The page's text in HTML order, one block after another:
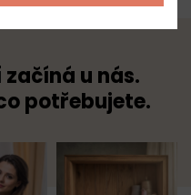
u nás.
potřebujete.